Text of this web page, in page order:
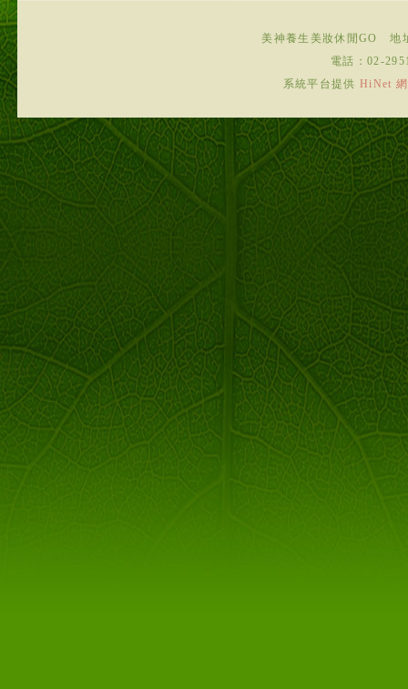
美神養生美妝休閒GO
地
電話： 02-
系統平台提供HiNet